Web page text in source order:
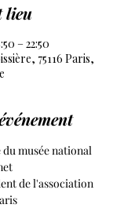
lieu
– 22:50
75116 Paris,
musée national
de l'association